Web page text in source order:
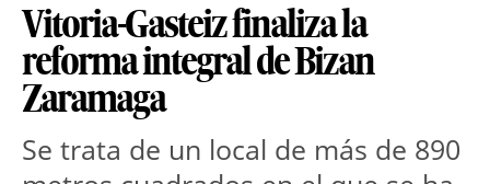
Vitoria-Gasteiz finaliza la
reforma integral de Bizan
Zaramaga
Se trata de un local de más de 890